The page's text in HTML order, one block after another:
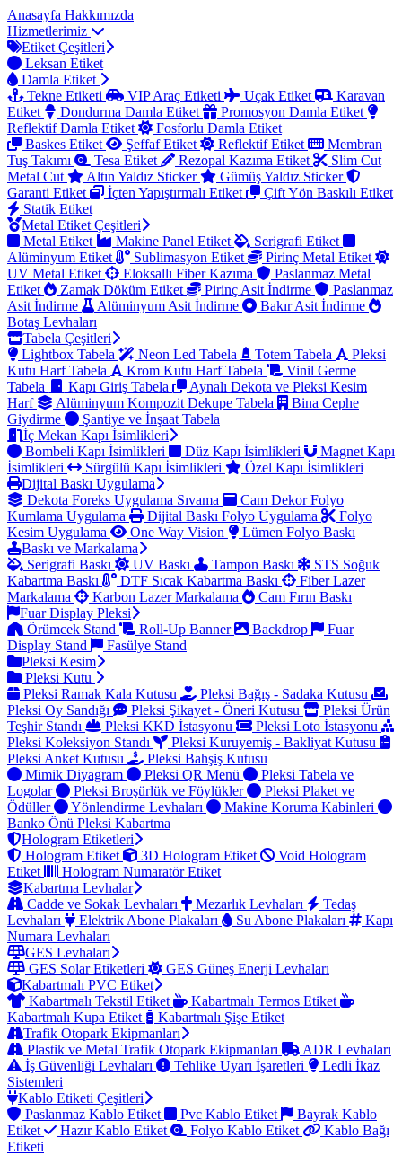
Anasayfa Hakkımızda
Hizmetlerimiz
Etiket Çeşitleri
Leksan Etiket
Damla Etiket
Tekne Etiketi
VIP Araç Etiketi Uçak Etiket
Karavan
Etiket
Dondurma Damla Etiket
Promosyon Damla Etiket
Reflektif Damla Etiket
Fosforlu Damla Etiket
Baskes Etiket
Şeffaf Etiket Reflektif Etiket
Membran
Tuş Takımı
Tesa Etiket Rezopal Kazıma Etiket
Slim Cut
Metal Cut
Altın Yaldız Sticker
Gümüş Yaldız Sticker
Garanti Etiket
İçten Yapıştırmalı Etiket
Çift Yön Baskılı Etiket
Statik Etiket
Metal Etiket Çeşitleri
Metal Etiket
Makine Panel Etiket
Serigrafi Etiket
Alüminyum Etiket
Sublimasyon Etiket
Pirinç Metal Etiket
UV Metal Etiket
Eloksallı Fiber Kazıma
Paslanmaz Metal
Etiket
Zamak Döküm Etiket Pirinç Asit İndirme
Paslanmaz
Asit İndirme
Alüminyum Asit İndirme
Bakır Asit İndirme
Botaş Levhaları
Tabela Çeşitleri
Lightbox Tabela
Neon Led Tabela Totem Tabela
Pleksi
Kutu Harf Tabela
Krom Kutu Harf Tabela
Vinil Germe
Tabela
Kapı Giriş Tabela
Aynalı Dekota ve Pleksi Kesim
Harf
Alüminyum Kompozit Dekupe Tabela
Bina Cephe
Giydirme
Şantiye ve İnşaat Tabela
İç Mekan Kapı İsimlikleri
Bombeli Kapı İsimlikleri
Düz Kapı İsimlikleri
Magnet Kapı
İsimlikleri
Sürgülü Kapı İsimlikleri
Özel Kapı İsimlikleri
Dijital Baskı Uygulama
Dekota Foreks Uygulama Sıvama
Cam Dekor Folyo
Kumlama Uygulama
Dijital Baskı Folyo Uygulama
Folyo
Kesim Uygulama
One Way Vision
Lümen Folyo Baskı
Baskı ve Markalama
Serigrafi Baskı
UV Baskı Tampon Baskı
STS Soğuk
Kabartma Baskı
DTF Sıcak Kabartma Baskı
Fiber Lazer
Markalama
Karbon Lazer Markalama
Cam Fırın Baskı
Fuar Display Pleksi
Örümcek Stand
Roll-Up Banner Backdrop
Fuar
Display Stand
Fasülye Stand
Pleksi Kesim
Pleksi Kutu
Pleksi Ramak Kala Kutusu
Pleksi Bağış - Sadaka Kutusu
Pleksi Oy Sandığı
Pleksi Şikayet - Öneri Kutusu
Pleksi Ürün
Teşhir Standı
Pleksi KKD İstasyonu
Pleksi Loto İstasyonu
Pleksi Koleksiyon Standı
Pleksi Kuruyemiş - Bakliyat Kutusu
Pleksi Anket Kutusu
Pleksi Bahşiş Kutusu
Mimik Diyagram
Pleksi QR Menü
Pleksi Tabela ve
Logolar
Pleksi Broşürlük ve Föylükler
Pleksi Plaket ve
Ödüller
Yönlendirme Levhaları
Makine Koruma Kabinleri
Banko Önü Pleksi Kabartma
Hologram Etiketleri
Hologram Etiket
3D Hologram Etiket
Void Hologram
Etiket
Hologram Numaratör Etiket
Kabartma Levhalar
Cadde ve Sokak Levhaları
Mezarlık Levhaları
Tedaş
Levhaları
Elektrik Abone Plakaları Su Abone Plakaları
Kapı
Numara Levhaları
GES Levhaları
GES Solar Etiketleri
GES Güneş Enerji Levhaları
Kabartmalı PVC Etiket
Kabartmalı Tekstil Etiket
Kabartmalı Termos Etiket
Kabartmalı Kupa Etiket
Kabartmalı Şişe Etiket
Trafik Otopark Ekipmanları
Plastik ve Metal Trafik Otopark Ekipmanları
ADR Levhaları
İş Güvenliği Levhaları
Tehlike Uyarı İşaretleri
Ledli İkaz
Sistemleri
Kablo Etiketi Çeşitleri
Paslanmaz Kablo Etiket
Pvc Kablo Etiket
Bayrak Kablo
Etiket
Hazır Kablo Etiket Folyo Kablo Etiket
Kablo Bağı
Etiketi